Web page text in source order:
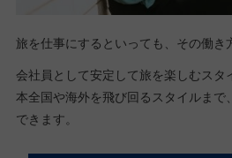
旅を仕事にするといっても、その働き
会社員として安定して旅を楽しむスタ
本全国や海外を飛び回るスタイルまで
できます。